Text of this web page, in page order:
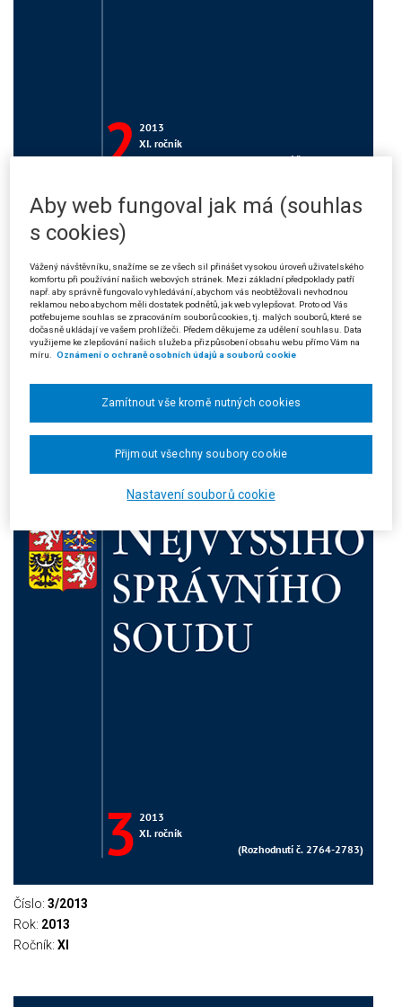
Číslo:2/2013
Rok: 2013
Číslo: 3/2013
Rok: 2013
Ročník: XI
Aby web fungoval jak má (souhlas
s cookies)
Vážený návštěvníku, snažíme se ze všech sil přinášet vysokou úroveň uživatelského
komfortu při používání našich webových stránek. Mezi základní předpoklady patří
např. aby správně fungovalo vyhledávání, abychom vás neobtěžovali nevhodnou
reklamou nebo abychom měli dostatek podnětů, jak web vylepšovat. Proto od Vás
potřebujeme souhlas se zpracováním souborů cookies, tj. malých souborů, které se
dočasně ukládají ve vašem prohlížeči. Předem děkujeme za udělení souhlasu. Data
využijeme ke zlepšování našich služeb a přizpůsobení obsahu webu přímo Vám na
míru.
Oznámení o ochraně osobních údajů a souborů cookie
Nastavení souborů cookie
Zamítnout vše kromě nutných cookies
Přijmout všechny soubory cookie